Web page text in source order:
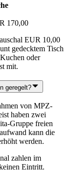
170,00
EUR 10,00
gedecktem Tisch
oder
mit.
geregelt?
von MPZ-
haben zwei
Gruppe freien
kann die
werden.
zahlen im
Eintritt.